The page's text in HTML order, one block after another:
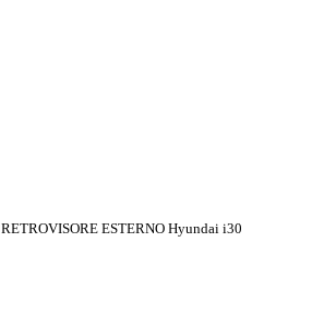
RETROVISORE ESTERNO Hyundai i30